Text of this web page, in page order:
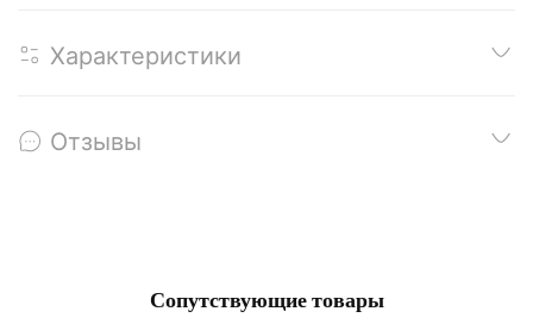
Характеристики
Отзывы
Сопутствующие товары